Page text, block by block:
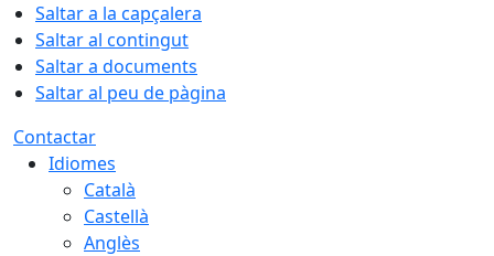
Saltar a la capçalera
Saltar al contingut
Saltar a documents
Saltar al peu de pàgina
Contactar
Idiomes
Català
Castellà
Anglès